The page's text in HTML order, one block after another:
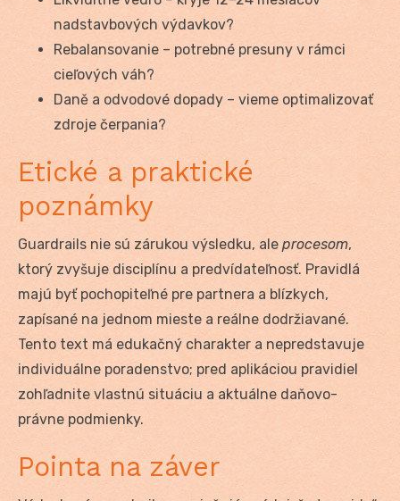
nadstavbových výdavkov?
Rebalansovanie – potrebné presuny v rámci
cieľových váh?
Daně a odvodové dopady – vieme optimalizovať
zdroje čerpania?
Etické a praktické
poznámky
Guardrails nie sú zárukou výsledku, ale procesom,
ktorý zvyšuje disciplínu a predvídateľnosť. Pravidlá
majú byť pochopiteľné pre partnera a blízkych,
zapísané na jednom mieste a reálne dodržiavané.
Tento text má edukačný charakter a nepredstavuje
individuálne poradenstvo; pred aplikáciou pravidiel
zohľadnite vlastnú situáciu a aktuálne daňovo-
právne podmienky.
Pointa na záver